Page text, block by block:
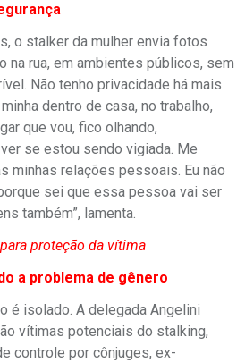
o stalker da mulher envia fotos
na rua, em ambientes públicos, sem
Não tenho privacidade há mais
dentro de casa, no trabalho,
que vou, fico olhando,
se estou sendo vigiada. Me
minhas relações pessoais. Eu não
sei que essa pessoa vai ser
também”, lamenta.
proteção da vítima
a problema de gênero
é isolado. A delegada Angelini
vítimas potenciais do stalking,
controle por cônjuges, ex-